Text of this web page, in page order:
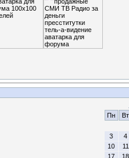
Пн
Вт
3
4
10
11
17
18